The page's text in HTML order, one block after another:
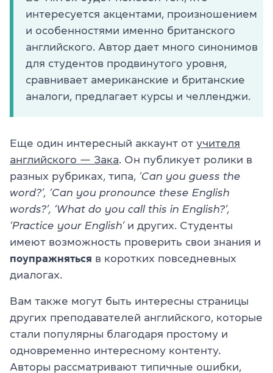
интересуется акцентами, произношением
и особенностями именно британского
английского. Автор дает много синонимов
для студентов продвинутого уровня,
сравнивает американские и британские
аналоги, предлагает курсы и челленджи.
Еще один интересный аккаунт от учителя
английского — Зака . Он публикует ролики в
разных рубриках, типа, ‘Can you guess the
word?’, ‘Can you pronounce these English
words?’, ‘What do you call this in English?’,
‘Practice your English’и других. Студенты
имеют возможность проверить свои знания и
поупражняться в коротких повседневных
диалогах.
Вам также могут быть интересны страницы
других преподавателей английского, которые
стали популярны благодаря простому и
одновременно интересному контенту.
Авторы рассматривают типичные ошибки,